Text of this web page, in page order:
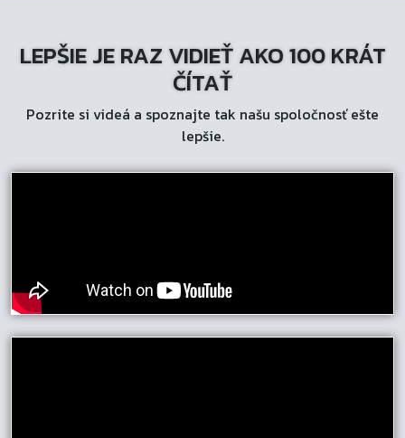
LEPŠIE JE RAZ VIDIEŤ AKO 100 KRÁT
ČÍTAŤ
Pozrite si videá a spoznajte tak našu spoločnosť ešte
lepšie.